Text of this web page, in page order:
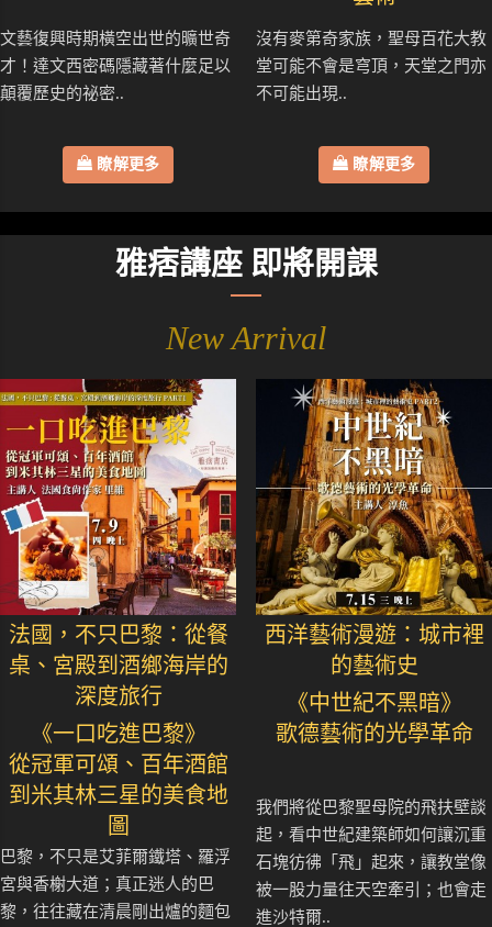
文藝復興時期橫空出世的曠世奇
才！達文西密碼隱藏著什麼足以
顛覆歷史的祕密..
瞭解更多
沒有麥第奇家族，聖母百花大教
堂可能不會是穹頂，天堂之門亦
不可能出現..
瞭解更多
雅痞講座 即將開課
New Arrival
法國，不只巴黎：從餐
桌、宮殿到酒鄉海岸的
深度旅行
《一口吃進巴黎》
從冠軍可頌、百年酒館
到米其林三星的美食地
圖
巴黎，不只是艾菲爾鐵塔、羅浮
宮與香榭大道；真正迷人的巴
黎，往往藏在清晨剛出爐的麵包
西洋藝術漫遊：城市裡
的藝術史
《中世紀不黑暗》
歌德藝術的光學革命
我們將從巴黎聖母院的飛扶壁談
起，看中世紀建築師如何讓沉重
石塊彷彿「飛」起來，讓教堂像
被一股力量往天空牽引；也會走
進沙特爾..